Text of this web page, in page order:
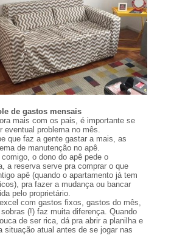
de gastos mensais
mais com os pais, é importante se
eventual problema no mês.
que faz a gente gastar a mais, as
de manutenção no apê.
o dono do apê pede o
a reserva serve pra comprar o que
apê (quando o apartamento já tem
pra fazer a mudança ou bancar
pelo proprietário.
com gastos fixos, gastos do mês,
(!) faz muita diferença. Quando
de ser rica, dá pra abrir a planilha e
situação atual antes de se jogar nas